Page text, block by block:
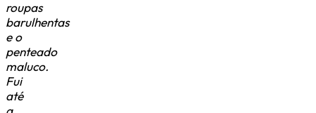
roupas
barulhentas
e o
penteado
maluco.
Fui
até